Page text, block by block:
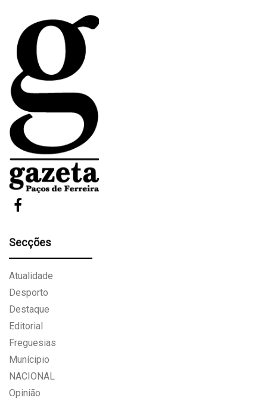
Secções
Atualidade
Desporto
Destaque
Editorial
Freguesias
Munícipio
NACIONAL
Opinião